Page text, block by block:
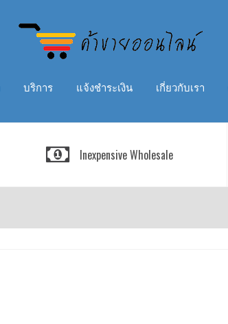
บริการ แจ้งชำระเงิน เกี่ยวกับเรา
Inexpensive Wholesale